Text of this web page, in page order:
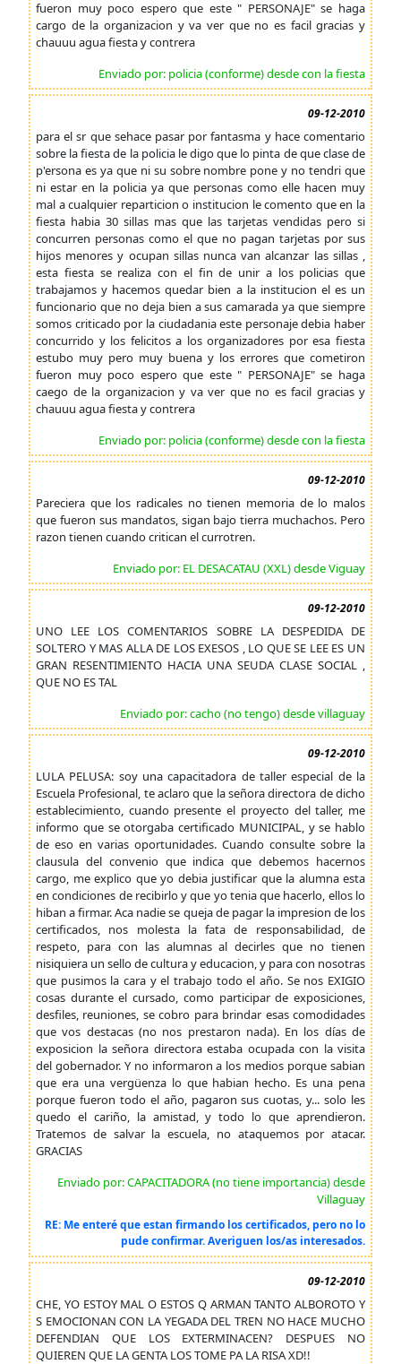
fueron muy poco espero que este " PERSONAJE" se haga
cargo de la organizacion y va ver que no es facil gracias y
chauuu agua fiesta y contrera
Enviado por: policia (conforme) desde con la fiesta
09-12-2010
para el sr que sehace pasar por fantasma y hace comentario
sobre la fiesta de la policia le digo que lo pinta de que clase de
p'ersona es ya que ni su sobre nombre pone y no tendri que
ni estar en la policia ya que personas como elle hacen muy
mal a cualquier reparticion o institucion le comento que en la
fiesta habia 30 sillas mas que las tarjetas vendidas pero si
concurren personas como el que no pagan tarjetas por sus
hijos menores y ocupan sillas nunca van alcanzar las sillas ,
esta fiesta se realiza con el fin de unir a los policias que
trabajamos y hacemos quedar bien a la institucion el es un
funcionario que no deja bien a sus camarada ya que siempre
somos criticado por la ciudadania este personaje debia haber
concurrido y los felicitos a los organizadores por esa fiesta
estubo muy pero muy buena y los errores que cometiron
fueron muy poco espero que este " PERSONAJE" se haga
caego de la organizacion y va ver que no es facil gracias y
chauuu agua fiesta y contrera
Enviado por: policia (conforme) desde con la fiesta
09-12-2010
Pareciera que los radicales no tienen memoria de lo malos
que fueron sus mandatos, sigan bajo tierra muchachos. Pero
razon tienen cuando critican el currotren.
Enviado por: EL DESACATAU (XXL) desde Viguay
09-12-2010
UNO LEE LOS COMENTARIOS SOBRE LA DESPEDIDA DE
SOLTERO Y MAS ALLA DE LOS EXESOS , LO QUE SE LEE ES UN
GRAN RESENTIMIENTO HACIA UNA SEUDA CLASE SOCIAL ,
QUE NO ES TAL
Enviado por: cacho (no tengo) desde villaguay
09-12-2010
LULA PELUSA: soy una capacitadora de taller especial de la
Escuela Profesional, te aclaro que la señora directora de dicho
establecimiento, cuando presente el proyecto del taller, me
informo que se otorgaba certificado MUNICIPAL, y se hablo
de eso en varias oportunidades. Cuando consulte sobre la
clausula del convenio que indica que debemos hacernos
cargo, me explico que yo debia justificar que la alumna esta
en condiciones de recibirlo y que yo tenia que hacerlo, ellos lo
hiban a firmar. Aca nadie se queja de pagar la impresion de los
certificados, nos molesta la fata de responsabilidad, de
respeto, para con las alumnas al decirles que no tienen
nisiquiera un sello de cultura y educacion, y para con nosotras
que pusimos la cara y el trabajo todo el año. Se nos EXIGIO
cosas durante el cursado, como participar de exposiciones,
desfiles, reuniones, se cobro para brindar esas comodidades
que vos destacas (no nos prestaron nada). En los días de
exposicion la señora directora estaba ocupada con la visita
del gobernador. Y no informaron a los medios porque sabian
que era una vergüenza lo que habian hecho. Es una pena
porque fueron todo el año, pagaron sus cuotas, y... solo les
quedo el cariño, la amistad, y todo lo que aprendieron.
Tratemos de salvar la escuela, no ataquemos por atacar.
GRACIAS
Enviado por: CAPACITADORA (no tiene importancia) desde
Villaguay
RE: Me enteré que estan firmando los certificados, pero no lo
pude confirmar. Averiguen los/as interesados.
09-12-2010
CHE, YO ESTOY MAL O ESTOS Q ARMAN TANTO ALBOROTO Y
S EMOCIONAN CON LA YEGADA DEL TREN NO HACE MUCHO
DEFENDIAN QUE LOS EXTERMINACEN? DESPUES NO
QUIEREN QUE LA GENTA LOS TOME PA LA RISA XD!!